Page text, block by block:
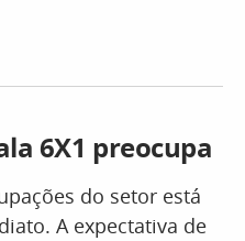
6X1 preocupa
do setor está
A expectativa de